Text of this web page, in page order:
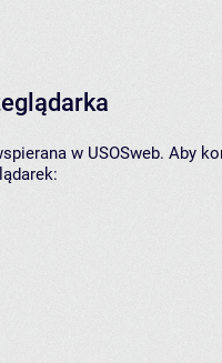
w USOSweb. Aby